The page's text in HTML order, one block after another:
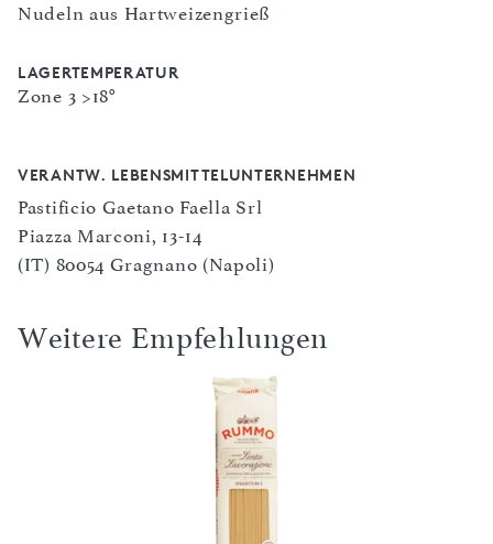
Nudeln aus Hartweizengrieß
LAGERTEMPERATUR
Zone 3 >18°
VERANTW. LEBENSMITTELUNTERNEHMEN
Pastificio Gaetano Faella Srl
Piazza Marconi, 13-14
(IT) 80054 Gragnano (Napoli)
Weitere Empfehlungen